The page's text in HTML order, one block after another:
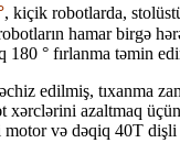
, kiçik robotlarda,
hamar birgə
180 ° fırlanma təmin
edilmiş, tıxanma
azaltmaq
və dəqiq 40T dişli